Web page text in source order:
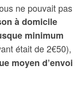
ne pouvait pas
à domicile
minimum
était de 2€50),
moyen d’envoi